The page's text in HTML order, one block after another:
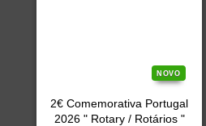
NOVO
2€ Comemorativa Portugal
2026 " Rotary / Rotários "